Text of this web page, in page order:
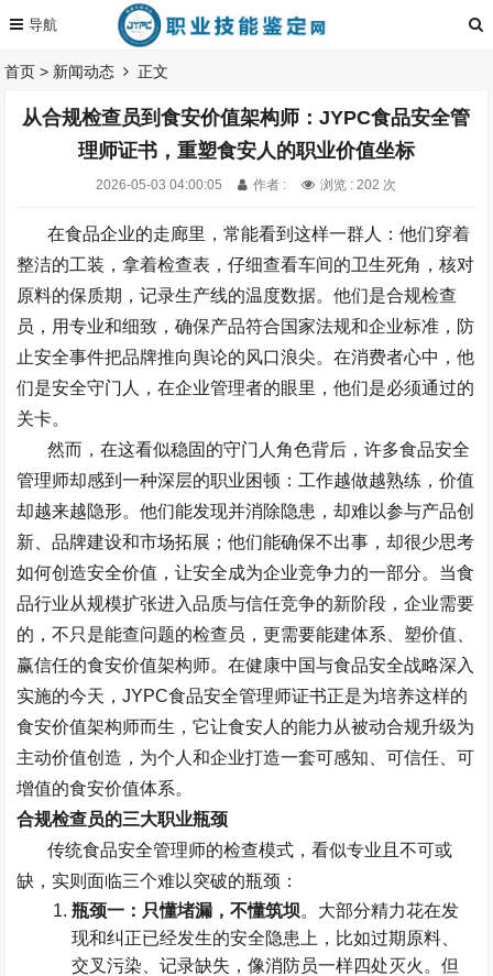
首页 > 新闻动态 正文
从合规检查员到食安价值架构师：JYPC食品安全管
理师证书，重塑食安人的职业价值坐标
2026-05-03 04:00:05 作者 : 浏览 : 202 次
在食品企业的走廊里，常能看到这样一群人：他们穿着
整洁的工装，拿着检查表，仔细查看车间的卫生死角，核对
原料的保质期，记录生产线的温度数据。他们是合规检查
员，用专业和细致，确保产品符合国家法规和企业标准，防
止安全事件把品牌推向舆论的风口浪尖。在消费者心中，他
们是安全守门人，在企业管理者的眼里，他们是必须通过的
关卡。
然而，在这看似稳固的守门人角色背后，许多食品安全
管理师却感到一种深层的职业困顿：工作越做越熟练，价值
却越来越隐形。他们能发现并消除隐患，却难以参与产品创
新、品牌建设和市场拓展；他们能确保不出事，却很少思考
如何创造安全价值，让安全成为企业竞争力的一部分。当食
品行业从规模扩张进入品质与信任竞争的新阶段，企业需要
的，不只是能查问题的检查员，更需要能建体系、塑价值、
赢信任的食安价值架构师。在健康中国与食品安全战略深入
实施的今天，JYPC食品安全管理师证书正是为培养这样的
食安价值架构师而生，它让食安人的能力从被动合规升级为
主动价值创造，为个人和企业打造一套可感知、可信任、可
增值的食安价值体系。
合规检查员的三大职业瓶颈
传统食品安全管理师的检查模式，看似专业且不可或
缺，实则面临三个难以突破的瓶颈：
瓶颈一：只懂堵漏，不懂筑坝。大部分精力花在发
现和纠正已经发生的安全隐患上，比如过期原料、
交叉污染、记录缺失，像消防员一样四处灭火。但